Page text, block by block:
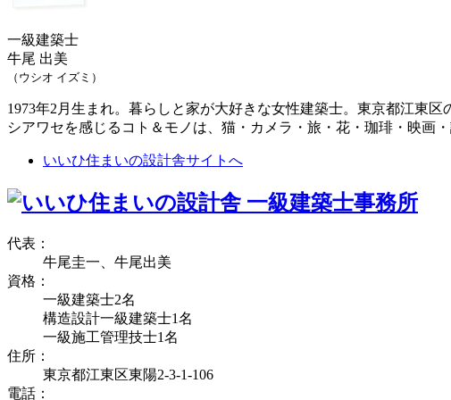
一級建築士
牛尾 出美
（ウシオ イズミ）
1973年2月生まれ。暮らしと家が大好きな女性建築士。東京都江東
シアワセを感じるコト＆モノは、猫・カメラ・旅・花・珈琲・映画
いいひ住まいの設計舎サイトへ
代表：
牛尾圭一、牛尾出美
資格：
一級建築士2名
構造設計一級建築士1名
一級施工管理技士1名
住所：
東京都江東区東陽2-3-1-106
電話：